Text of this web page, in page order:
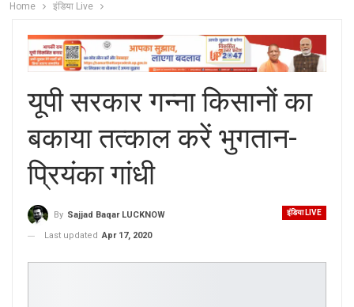
Home इंडिया Live
यूपी सरकार गन्ना किसानों का
बकाया तत्काल करें भुगतान-
प्रियंका गांधी
इंडिया LIVE
By Sajjad Baqar LUCKNOW
Last updated Apr 17, 2020